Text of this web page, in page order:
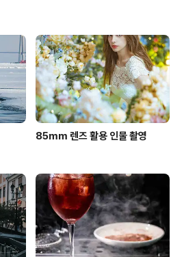
건으로 촬영함에도 불
올 경우가 있다. 그럴 경
리를 켠 다음 여러 사진
고 그 사진의 설정을 복
동일하게 적용을 시키
..
85mm 렌즈 활용 인물 촬영